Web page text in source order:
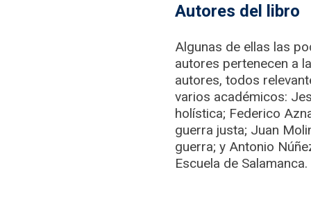
Autores del libro
Algunas de ellas las
autores pertenecen a
autores, todos
varios académicos:
holística; Federico
guerra justa; Juan
guerra; y Antonio
Escuela de Salamanca.